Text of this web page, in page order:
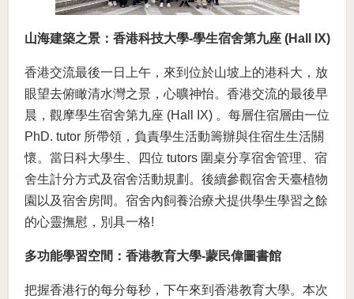
山海建築之景： 香港科技大學-學生宿舍第九座 (Hall IX)
香港交流最後一日上午，來到位於山坡上的港科大，放
眼望去俯瞰清水灣之景，心曠神怡。香港交流的最後早
晨，觀摩學生宿舍第九座 (Hall IX) 。每層住宿層由一位
PhD. tutor 所帶領，負責學生活動籌辦與住宿生生活關
懷。當日科大學生、四位 tutors 圍桌分享宿舍管理、宿
舍生計分方式及宿舍活動規劃。後續參觀宿舍天臺植物
園以及宿舍房間。宿舍內飼養治療犬提供學生學習之餘
的心靈撫慰，別具一格!
多功能學習空間： 香港教育大學-蒙民偉圖書館
把握香港行的每分每秒，下午來到香港教育大學。本次